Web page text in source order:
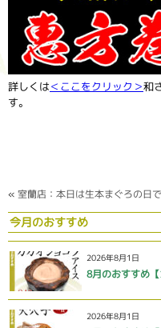
詳しくは＜ここをクリック＞和
す。
« 室蘭店：本日は生本まぐろの日で
今月のおすすめ
2026年8月1日
8月のおすすめ【
2026年8月1日